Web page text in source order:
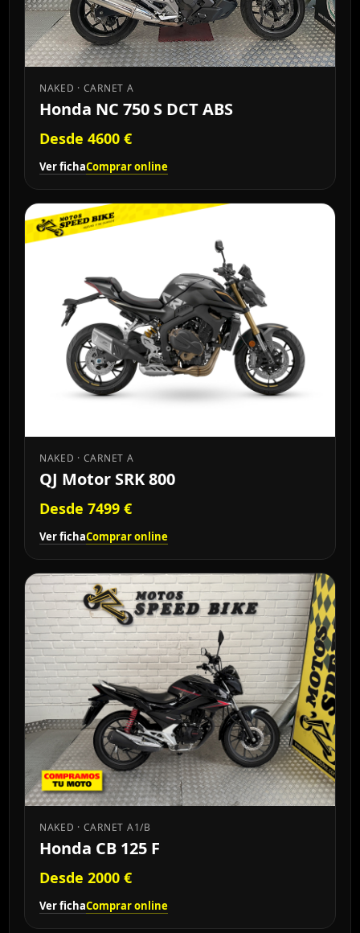
NAKED · CARNET A
Honda NC 750 S DCT ABS
Desde 4600 €
Ver fichaComprar online
NAKED · CARNET A
QJ Motor SRK 800
Desde 7499 €
Ver fichaComprar online
NAKED · CARNET A1/B
Honda CB 125 F
Desde 2000 €
Ver fichaComprar online